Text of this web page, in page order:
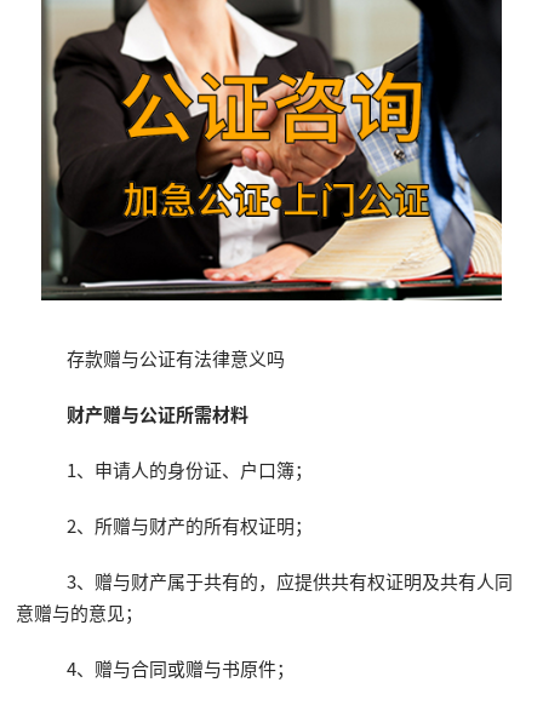
存款赠与公证有法律意义吗
财产赠与公证所需材料
1、申请人的身份证、户口簿；
2、所赠与财产的所有权证明；
3、赠与财产属于共有的，应提供共有权证明及共有人同
意赠与的意见；
4、赠与合同或赠与书原件；